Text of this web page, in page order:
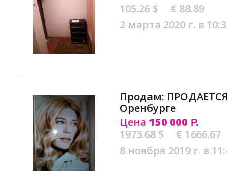
105.26 $
€ 88.89
2 марта 2020 г. в
Продам:
Оренбурге
Цена 150 000 Р.
1973.68 $
€ 1666.67
8 ноября 2019 г. в